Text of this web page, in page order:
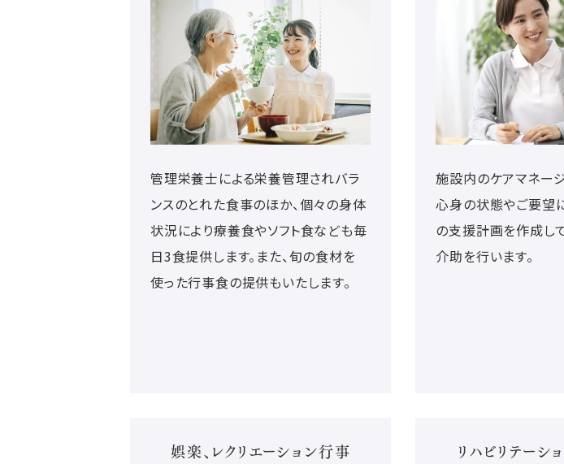
管理栄養士による栄養管理されバラ
ンスのとれた食事のほか、個々の身体
状況により療養食やソフト食なども毎
日3食提供します。また、旬の食材を
使った行事食の提供もいたします。
施設内のケアマネー
心身の状態やご要望
の支援計画を作成し
介助を行います。
娯楽、レクリエーション行事 リハビリテーシ